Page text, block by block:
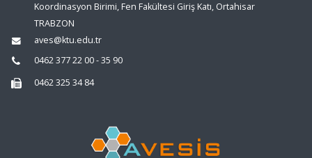
Koordinasyon Birimi, Fen Fakültesi Giriş Katı, Ortahisar
TRABZON
aves@ktu.edu.tr
0462 377 22 00 - 35 90
0462 325 34 84